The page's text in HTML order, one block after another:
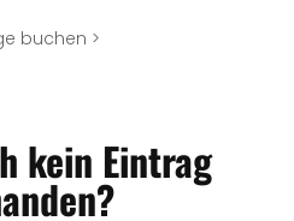
buchen >
kein Eintrag